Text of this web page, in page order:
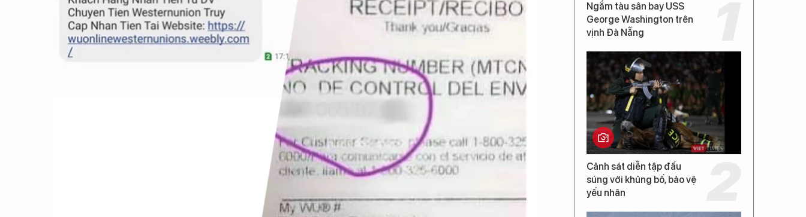
Ngắm tàu sân bay USS
George Washington trên
vịnh Đà Nẵng
Cảnh sát diễn tập đấu
súng với khủng bố, bảo vệ
yếu nhân